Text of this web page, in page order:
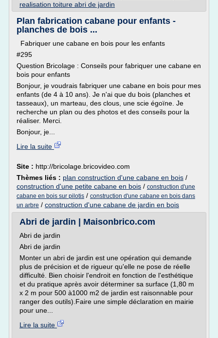
realisation toiture abri de jardin
Plan fabrication cabane pour enfants -
planches de bois ...
Fabriquer une cabane en bois pour les enfants
#295
Question Bricolage : Conseils pour fabriquer une cabane en
bois pour enfants
Bonjour, je voudrais fabriquer une cabane en bois pour mes
enfants (de 4 à 10 ans). Je n'ai que du bois (planches et
tasseaux), un marteau, des clous, une scie égoïne. Je
recherche un plan ou des photos et des conseils pour la
réaliser. Merci.
Bonjour, je...
Lire la suite
Site : http://bricolage.bricovideo.com
Thèmes liés : plan construction d'une cabane en bois /
construction d'une petite cabane en bois / construction d'une
cabane en bois sur pilotis / construction d'une cabane en bois dans
un arbre / construction d'une cabane de jardin en bois
Abri de jardin | Maisonbrico.com
Abri de jardin
Abri de jardin
Monter un abri de jardin est une opération qui demande
plus de précision et de rigueur qu'elle ne pose de réelle
difficulté. Bien choisir l'endroit en fonction de l'esthétique
et du pratique après avoir déterminer sa surface (1,80 m
x 2 m pour 500 à1000 m2 de jardin est raisonnable pour
ranger des outils).Faire une simple déclaration en mairie
pour une...
Lire la suite